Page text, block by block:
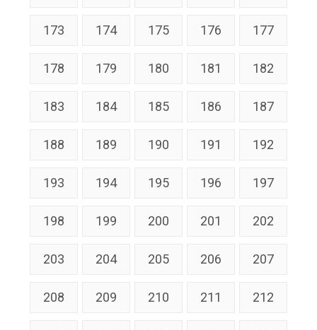
173 174 175 176 177
178 179 180 181 182
183 184 185 186 187
188 189 190 191 192
193 194 195 196 197
198 199 200 201 202
203 204 205 206 207
208 209 210 211 212